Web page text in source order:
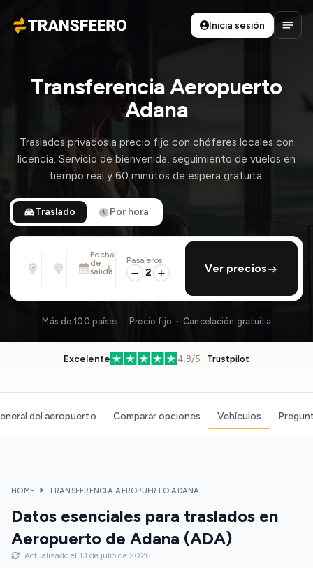
Transfeero
Inicia sesión
Abrir
Transferencia Aeropuerto
Adana
Traslados privados a precio fijo con chóferes locales con
licencia. Servicio de bienvenida, seguimiento de vuelos en
tiempo real y 60 minutos de espera gratuita.
Traslado Por hora
Desde
Dirección, aeropuerto, hotel, ...
Hasta
Dirección, aeropuerto, hotel, ...
Fecha
de
salida
Mar., 11 Ago. · 01:45 PM
añadir regreso
Pasajeros
2 Ver precios
Más de 100 países · Precio fijo · Cancelación gratuita
Excelente 4.8/5 · Trustpilot
del aeropuerto Comparar opciones Vehículos
HOME TRANSFERENCIA AEROPUERTO ADANA
Datos esenciales para traslados en
Aeropuerto de Adana (ADA)
Actualizado el 13 de julio de 2026